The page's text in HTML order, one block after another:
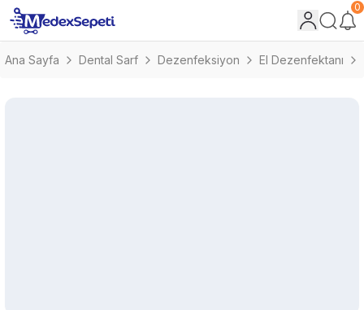
0
Ana Sayfa Dental Sarf Dezenfeksiyon El Dezenfektanı